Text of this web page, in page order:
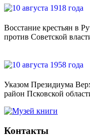
Восстание крестьян в
против Советской
Указом Президиума
район Псковской
Контакты